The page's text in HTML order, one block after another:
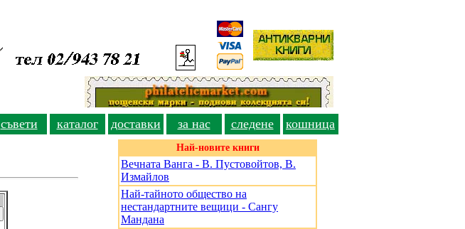
съвети каталог доставки за нас следене
кошница
Най-новите книги
Вечната Ванга - В. Пустовойтов, В.
Измайлов
Най-тайното общество на
нестандартните вещици - Сангу
Мандана